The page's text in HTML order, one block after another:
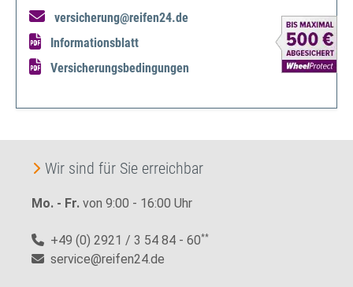
versicherung@reifen24.de
Informationsblatt
Versicherungsbedingungen
Wir sind für Sie erreichbar
Mo. - Fr. von 9:00 - 16:00 Uhr
+49 (0) 2921 / 3 54 84 - 60**
service@reifen24.de